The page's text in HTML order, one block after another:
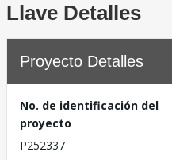
Llave Detalles
Proyecto Detalles
No. de identificación del
proyecto
P252337